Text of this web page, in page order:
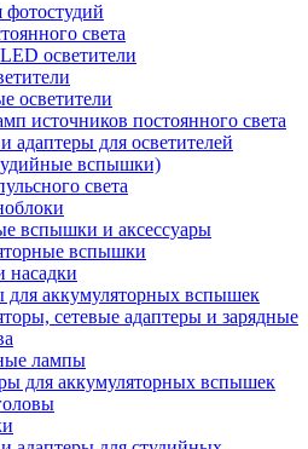
света
осветители
осветители
источников постоянного света
адаптеры для осветителей
вспышки)
света
вспышки и аксессуары
вспышки
насадки
для аккумуляторных вспышек
сетевые адаптеры и зарядные
лампы
для аккумуляторных вспышек